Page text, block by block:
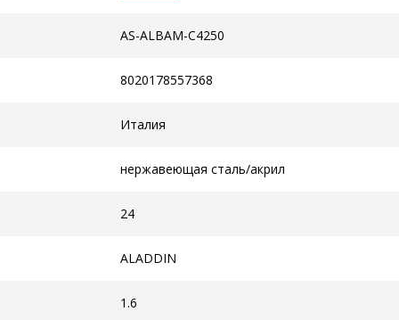
AS-ALBAM-C4250
8020178557368
Италия
нержавеющая сталь/акрил
24
ALADDIN
1.6